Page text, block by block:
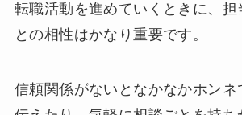
転職活動を進めていくときに、担
との相性はかなり重要です。
信頼関係がないとなかなかホンネ